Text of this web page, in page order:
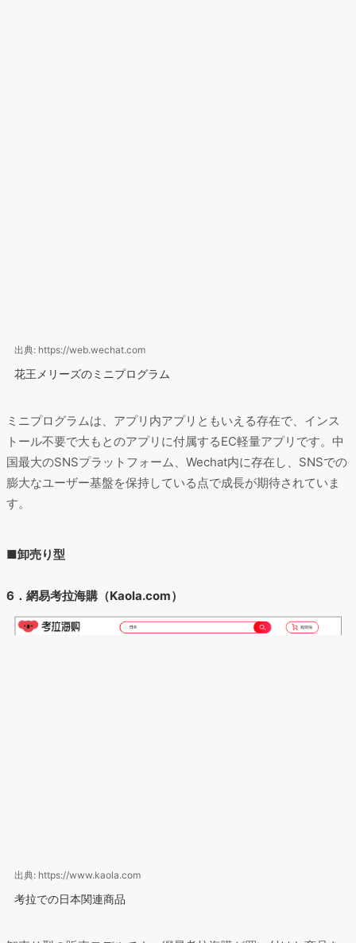
出典: https://web.wechat.com
花王メリーズのミニプログラム
ミニプログラムは、アプリ内アプリともいえる存在で、インス
トール不要で大もとのアプリに付属するEC軽量アプリです。中
国最大のSNSプラットフォーム、Wechat内に存在し、SNSでの
膨大なユーザー基盤を保持している点で成長が期待されていま
す。
■卸売り型
6．網易考拉海購（Kaola.com）
出典: https://www.kaola.com
考拉での日本関連商品